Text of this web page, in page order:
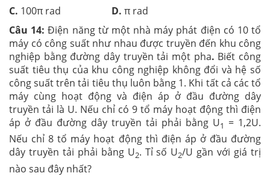
C. 100π rad D. π rad
Câu 14: Điện năng từ một nhà máy phát điện có 10 tổ
máy có công suất như nhau được truyền đến khu công
nghiệp bằng đường dây truyền tải một pha. Biết công
suất tiêu thụ của khu công nghiệp không đổi và hệ số
công suất trên tải tiêu thụ luôn bằng 1. Khi tất cả các tổ
máy cùng hoạt động và điện áp ở đầu đường dây
truyền tải là U. Nếu chỉ có 9 tổ máy hoạt động thì điện
áp ở đầu đường dây truyền tải phải bằng U1 = 1,2U.
Nếu chỉ 8 tổ máy hoạt động thì điện áp ở đầu đường
dây truyền tải phải bằng U2. Tỉ số U2/U gần với giá trị
nào sau đây nhất?